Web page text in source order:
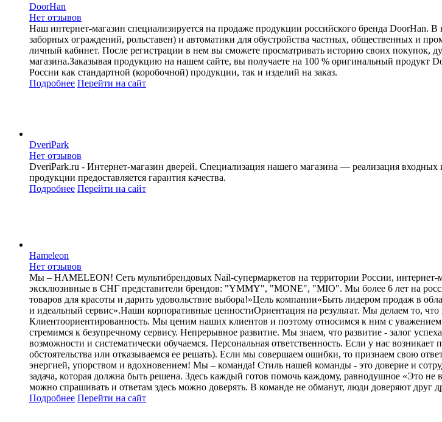
DoorHan
Нет отзывов
Наш интернет-магазин специализируется на продаже продукции российского бренда DoorHan.
заборных ограждений, рольставен) и автоматики для обустройства частных, общественных и
личный кабинет. После регистрации в нем вы сможете просматривать историю своих покупок,
магазина.Заказывая продукцию на нашем сайте, вы получаете на 100 % оригинальный продукт
России как стандартной (коробочной) продукции, так и изделий на заказ.
Подробнее Перейти на сайт
DveriPark
Нет отзывов
DveriPark.ru - Интернет-магазин дверей. Специализация нашего магазина — реализация
продукции предоставляется гарантия качества.
Подробнее Перейти на сайт
Hameleon
Нет отзывов
Мы – HAMELEON! Сеть мультибрендовых Nail-супермаркетов на территории России, интернет-
эксклюзивные в СНГ представители брендов: "YMMY", "MONE", "MIO". Мы более 6 лет на
товаров для красоты и дарить удовольствие выбора!»Цель компании«Быть лидером продаж в
и идеальный сервис».Наши корпоративные ценностиОриентация на результат. Мы делаем то,
Клиентоориентированность. Мы ценим наших клиентов и поэтому относимся к ним с уважением
стремимся к безупречному сервису. Непрерывное развитие. Мы знаем, что развитие - залог
возможности и систематически обучаемся. Персональная ответственность. Если у нас
обстоятельства или отказываемся ее решать). Если мы совершаем ошибки, то признаем свою
энергией, упорством и вдохновением! Мы – команда! Стиль нашей команды - это доверие и
задача, которая должна быть решена. Здесь каждый готов помочь каждому, равнодушное «Это
можно спрашивать и ответам здесь можно доверять. В команде не обманут, люди доверяют друг
Подробнее Перейти на сайт